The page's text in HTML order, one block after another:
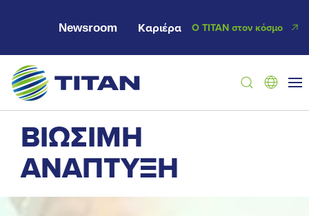
Newsroom Καριέρα Ο ΤΙΤΑΝ στον κόσμο
ΒΙΩΣΙΜΗ
ΑΝΑΠΤΥΞΗ